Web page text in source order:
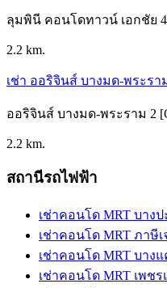
ลุมพินี คอนโดทาวน์ เอกชัย
2.2 km.
เช่า ออริจินส์ บางมด-พระรา
ออริจินส์ บางมด-พระราม 2
2.2 km.
สถานีรถไฟฟ้า
เช่าคอนโด MRT บางป
เช่าคอนโด MRT ภาษี
เช่าคอนโด MRT บางแ
เช่าคอนโด MRT เพชร